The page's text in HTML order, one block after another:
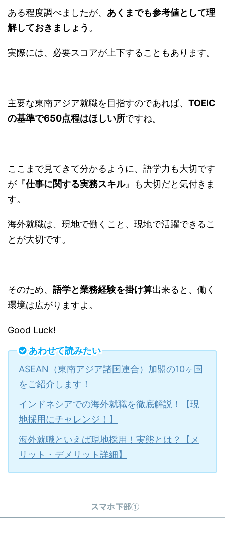
ある程度調べましたが、 あくまでも参考値として理
解しておきましょう 。
実際には、必要スコアが上下することもあります。
主要な東南アジア就職を目指すのであれば、 TOEIC
の基準で650点程はほしい所ですね。
ここまで見てきて分かるように、語学力も大切です
が『仕事に関する実務スキル』も大切だと気付きま
す。
海外就職は、現地で働くこと、現地で活躍できるこ
とが大切です。
そのため、 語学と業務経験を掛け算出来ると、働く
環境は広がりますよ。
Good Luck!
あわせて読みたい
ASEAN（東南アジア諸国連合）加盟の10ヶ国
をご紹介します！
インドネシアでの海外就職を徹底解説！【現
地採用にチャレンジ！】
海外就職といえば現地採用！実態とは？【メ
リット・デメリット詳細】
スマホ下部①